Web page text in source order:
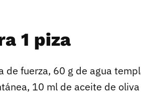
1 piza
de fuerza, 60 g de agua
10 ml de aceite de